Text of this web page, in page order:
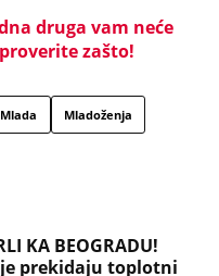
ALBANCA KOJI
stadion, a onda mu
Ovo su do sada
dolaze na naplatu,
PORUKU MOM
napala ženu Slobe